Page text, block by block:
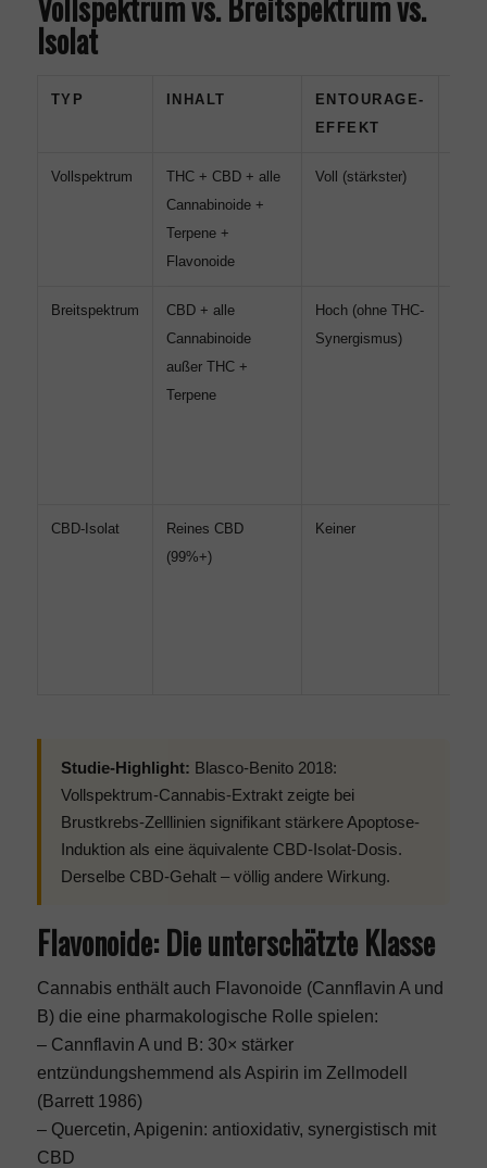
Isolat
TYP INHALT
ENTOURAGE-
EFFEKT
Vollspektrum
THC + CBD + alle
Cannabinoide +
Terpene +
Flavonoide
Voll (stärkster)
Breitspektrum
CBD + alle
Cannabinoide
außer THC +
Terpene
Hoch (ohne THC-
Synergismus)
CBD-Isolat
Reines CBD
(99%+)
Keiner
Studie-Highlight: Blasco-Benito 2018:
Vollspektrum-Cannabis-Extrakt zeigte bei
Brustkrebs-Zelllinien signifikant stärkere Apoptose-
Induktion als eine äquivalente CBD-Isolat-Dosis.
Derselbe CBD-Gehalt – völlig andere Wirkung.
Flavonoide: Die unterschätzte Klasse
Cannabis enthält auch Flavonoide (Cannflavin A und
B) die eine pharmakologische Rolle spielen:
– Cannflavin A und B: 30× stärker
entzündungshemmend als Aspirin im Zellmodell
(Barrett 1986)
– Quercetin, Apigenin: antioxidativ, synergistisch mit
CBD